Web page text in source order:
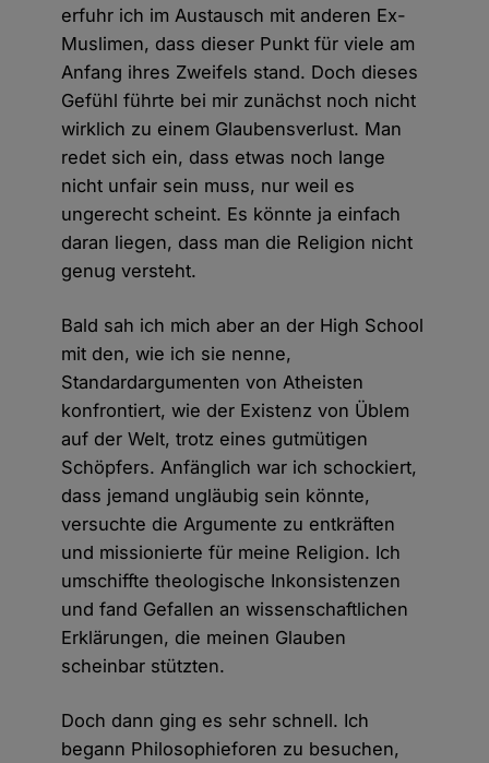
erfuhr ich im Austausch mit anderen Ex-
Muslimen, dass dieser Punkt für viele am
Anfang ihres Zweifels stand. Doch dieses
Gefühl führte bei mir zunächst noch nicht
wirklich zu einem Glaubensverlust. Man
redet sich ein, dass etwas noch lange
nicht unfair sein muss, nur weil es
ungerecht scheint. Es könnte ja einfach
daran liegen, dass man die Religion nicht
genug versteht.
Bald sah ich mich aber an der High School
mit den, wie ich sie nenne,
Standardargumenten von Atheisten
konfrontiert, wie der Existenz von Üblem
auf der Welt, trotz eines gutmütigen
Schöpfers. Anfänglich war ich schockiert,
dass jemand ungläubig sein könnte,
versuchte die Argumente zu entkräften
und missionierte für meine Religion. Ich
umschiffte theologische Inkonsistenzen
und fand Gefallen an wissenschaftlichen
Erklärungen, die meinen Glauben
scheinbar stützten.
Doch dann ging es sehr schnell. Ich
begann Philosophieforen zu besuchen,